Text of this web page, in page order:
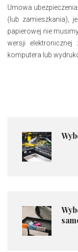
Umowa
(lub zamieszkania),
papierowej nie
wersji
komputera lub